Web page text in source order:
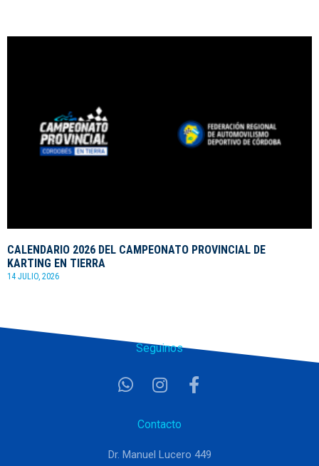
CALENDARIO 2026 DEL CAMPEONATO PROVINCIAL DE
KARTING EN TIERRA
14 JULIO, 2026
Seguinos
Contacto
Dr. Manuel Lucero 449